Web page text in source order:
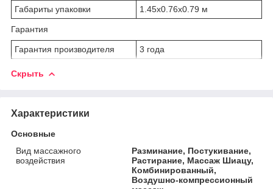
Габариты упаковки
1.45x0.76x0.79 м
Гарантия
Гарантия производителя 3 года
Скрыть
Характеристики
Основные
Вид массажного
воздействия
Разминание, Постукивание,
Растирание, Массаж Шиацу,
Комбинированный,
Воздушно-компрессионный